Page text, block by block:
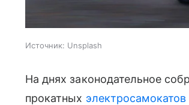
Источник: Unsplash
На днях законодательное
прокатных электросамокатов